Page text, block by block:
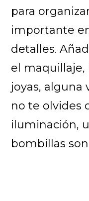
para
importante
detalles.
el maquillaje,
joyas, alguna
no te olvides
iluminación,
bombillas